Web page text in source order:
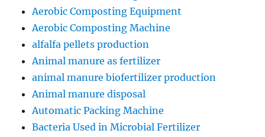
Aerobic Composting Equipment
Aerobic Composting Machine
alfalfa pellets production
Animal manure as fertilizer
animal manure biofertilizer production
Animal manure disposal
Automatic Packing Machine
Bacteria Used in Microbial Fertilizer